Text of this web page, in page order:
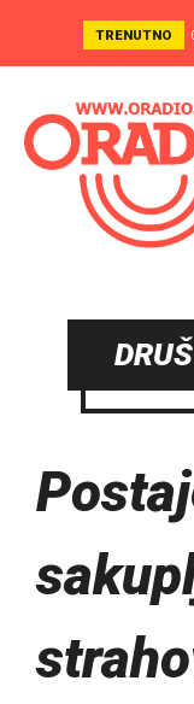
TRENUTNO